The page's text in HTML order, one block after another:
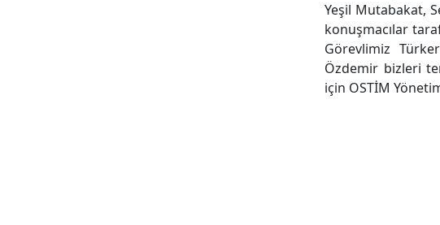
Yeşil Mutabakat,
konuşmacılar
Görevlimiz
Özdemir bizleri
için OSTİM